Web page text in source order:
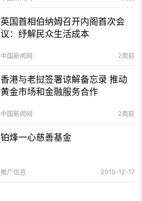
英国首相伯纳姆召开内阁首次会
议：纾解民众生活成本
中国新闻网 2周前
香港与老挝签署谅解备忘录 推动
黄金市场和金融服务合作
中国新闻网 2周前
铂烽一心慈善基金
推广信息 2019-12-17